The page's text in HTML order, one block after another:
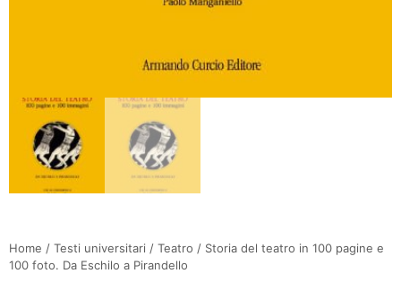
Home / Testi universitari / Teatro / Storia del teatro in 100 pagine e
100 foto. Da Eschilo a Pirandello